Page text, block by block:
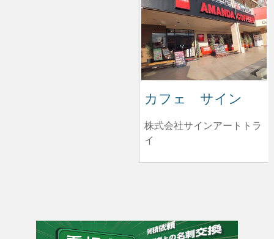
カフェ サイン
株式会社サインアートトラ
イ